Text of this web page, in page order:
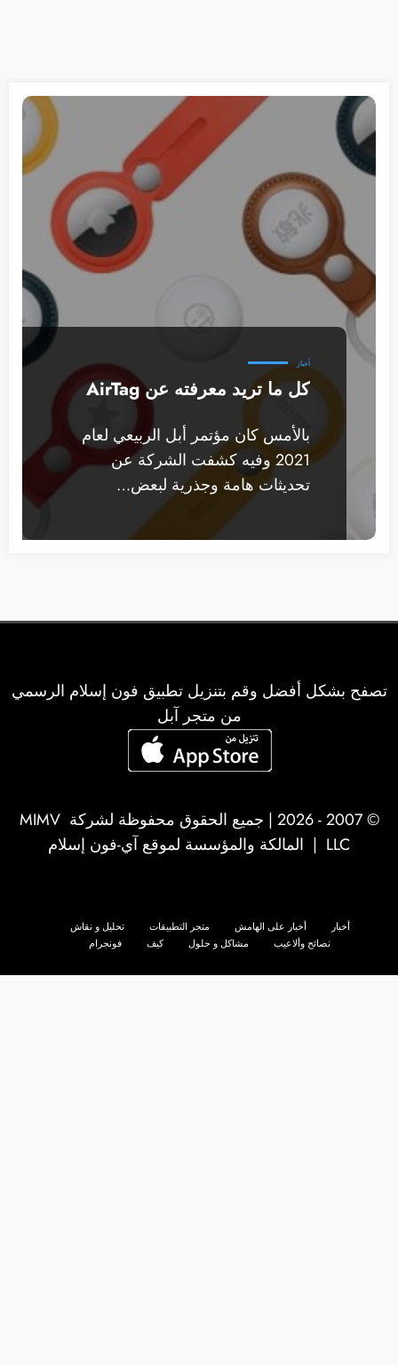
أخبار
كل ما تريد معرفته عن AirTag
بالأمس كان مؤتمر أبل الربيعي لعام
2021 وفيه كشفت الشركة عن
تحديثات هامة وجذرية لبعض…
تصفح بشكل أفضل وقم بتنزيل تطبيق فون إسلام الرسمي
من متجر آبل
© 2007 - 2026 | جميع الحقوق محفوظة لشركة
MIMV
LLC | المالكة والمؤسسة لموقع آي-فون إسلام
أخبار أخبار على الهامش متجر التطبيقات
تحليل و نقاش
نصائح وألاعيب
مشاكل و حلول كيف فونجرام